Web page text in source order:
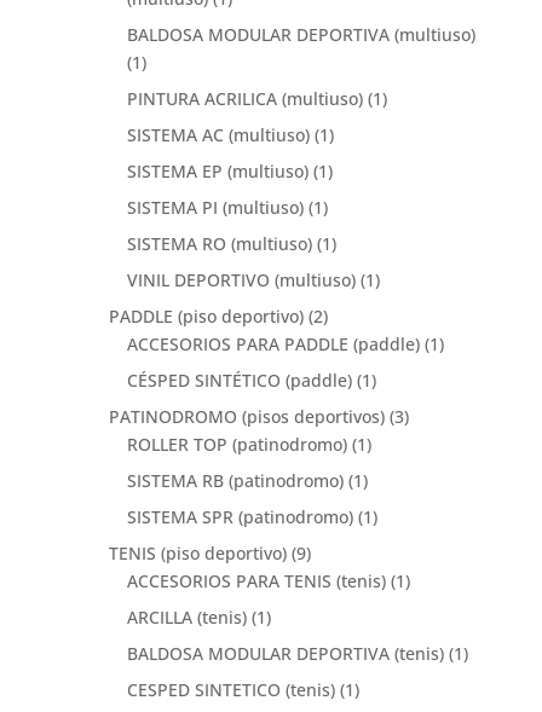
BALDOSA MODULAR DEPORTIVA (multiuso)
(1)
PINTURA ACRILICA (multiuso) (1)
SISTEMA AC (multiuso) (1)
SISTEMA EP (multiuso) (1)
SISTEMA PI (multiuso) (1)
SISTEMA RO (multiuso) (1)
VINIL DEPORTIVO (multiuso) (1)
PADDLE (piso deportivo) (2)
ACCESORIOS PARA PADDLE (paddle) (1)
CÉSPED SINTÉTICO (paddle) (1)
PATINODROMO (pisos deportivos) (3)
ROLLER TOP (patinodromo) (1)
SISTEMA RB (patinodromo) (1)
SISTEMA SPR (patinodromo) (1)
TENIS (piso deportivo) (9)
ACCESORIOS PARA TENIS (tenis) (1)
ARCILLA (tenis) (1)
BALDOSA MODULAR DEPORTIVA (tenis) (1)
CESPED SINTETICO (tenis) (1)